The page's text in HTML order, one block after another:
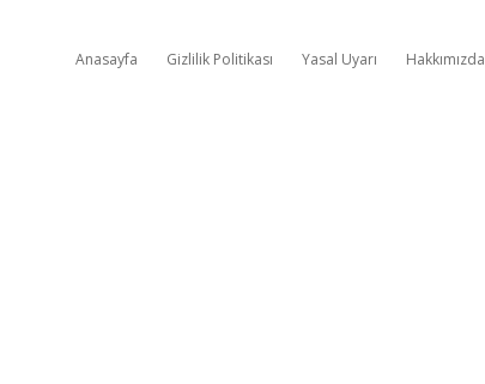
Anasayfa Gizlilik Politikası Yasal Uyarı Hakkımızda